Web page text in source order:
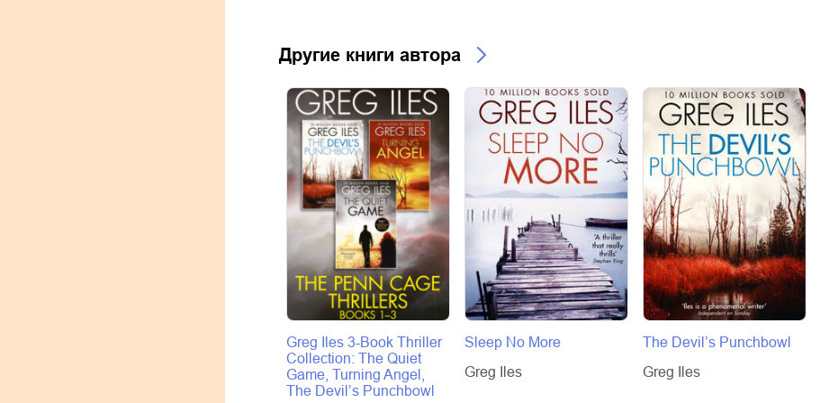
Другие книги автора
Greg Iles 3-Book Thriller
Collection: The Quiet
Game, Turning Angel,
The Devil’s Punchbowl
Sleep No More
Greg Iles
The Devil’s Punchbowl
Greg Iles